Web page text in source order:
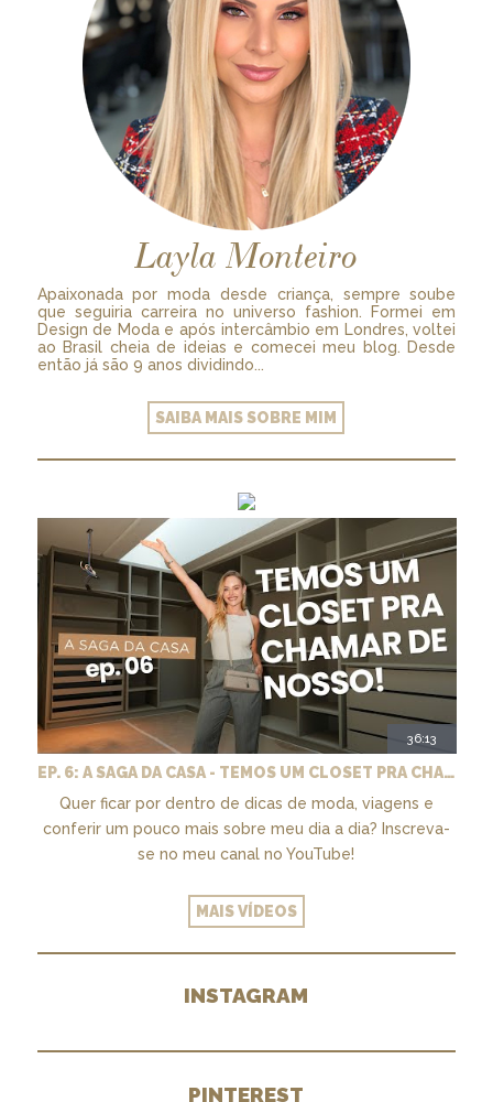
Layla Monteiro
Apaixonada por moda desde criança, sempre soube
que seguiria carreira no universo fashion. Formei em
Design de Moda e após intercâmbio em Londres, voltei
ao Brasil cheia de ideias e comecei meu blog. Desde
então já são 9 anos dividindo...
SAIBA MAIS SOBRE MIM
36:13
EP. 6: A SAGA DA CASA - TEMOS UM CLOSET PRA CHAMAR DE NOSSO + MARCENARIA E PAISAGISMO
Quer ficar por dentro de dicas de moda, viagens e
conferir um pouco mais sobre meu dia a dia? Inscreva-
se no meu canal no YouTube!
MAIS VÍDEOS
INSTAGRAM
PINTEREST